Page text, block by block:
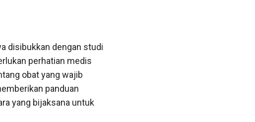
disibukkan dengan studi
perhatian medis
obat yang wajib
panduan
yang bijaksana untuk